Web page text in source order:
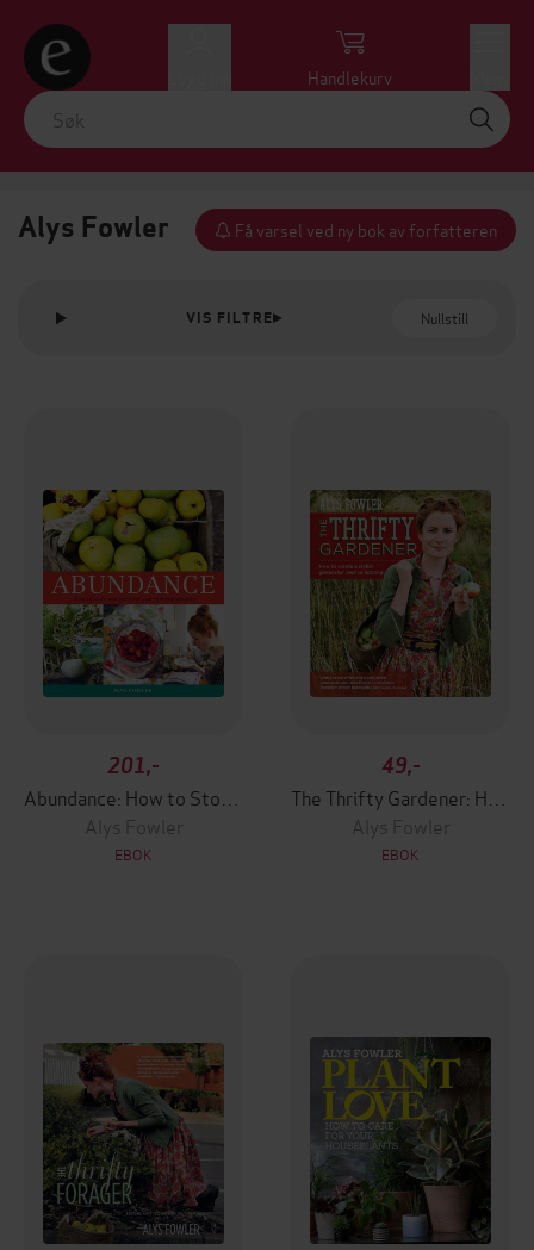
Handlekurv
Alys Fowler Få varsel ved ny bok av forfatteren
VIS FILTRE Nullstill
201,-
Alys Fowler
EBOK
49,-
Alys Fowler
EBOK